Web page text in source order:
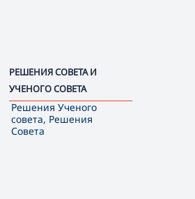
РЕШЕНИЯ СОВЕТА И
УЧЕНОГО СОВЕТА
Решения Ученого
совета, Решения
Совета